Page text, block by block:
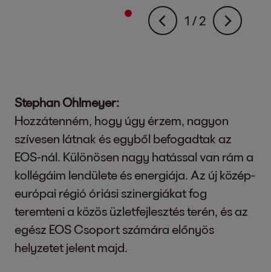
1 / 2
Stephan Ohlmeyer:
Hozzátenném, hogy úgy érzem, nagyon
szívesen látnak és egyből befogadtak az
EOS-nál. Különösen nagy hatással van rám a
kollégáim lendülete és energiája. Az új közép-
európai régió óriási szinergiákat fog
teremteni a közös üzletfejlesztés terén, és az
egész EOS Csoport számára előnyös
helyzetet jelent majd.